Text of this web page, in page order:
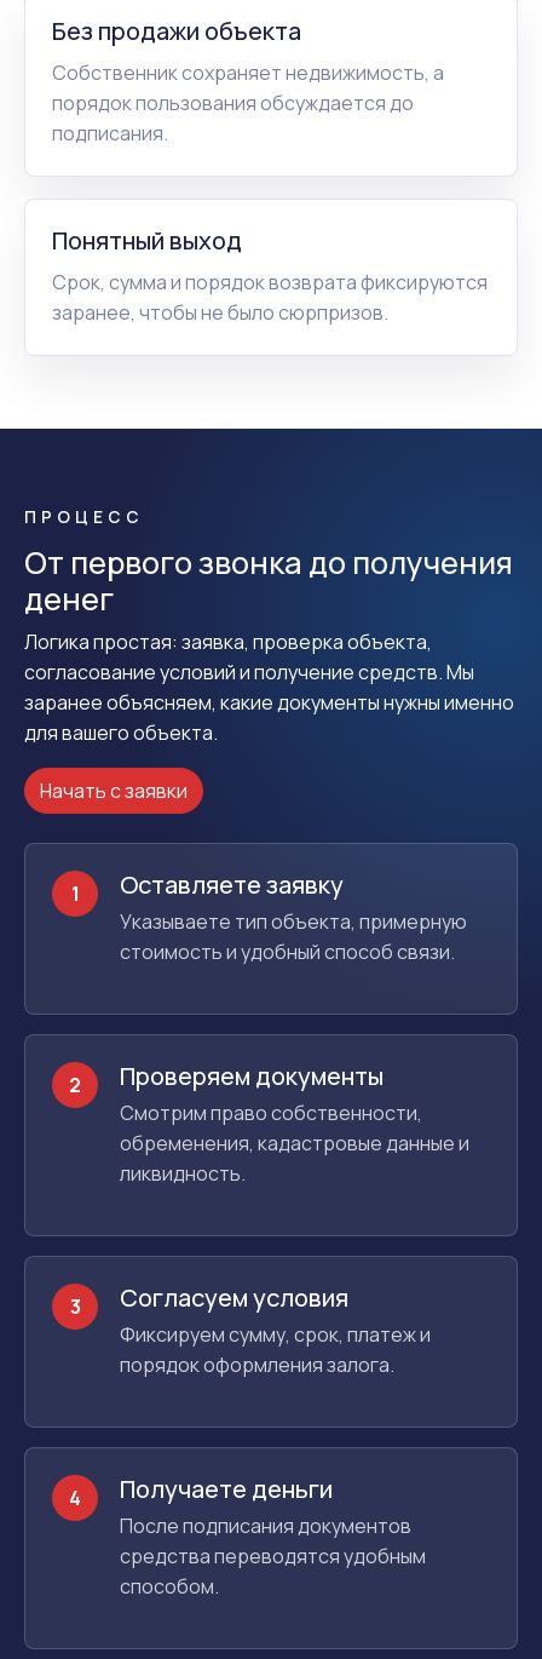
Без продажи объекта
Собственник сохраняет недвижимость, а
порядок пользования обсуждается до
подписания.
Понятный выход
Срок, сумма и порядок возврата фиксируются
заранее, чтобы не было сюрпризов.
ПРОЦЕСС
От первого звонка до получения
денег
Логика простая: заявка, проверка объекта,
согласование условий и получение средств. Мы
заранее объясняем, какие документы нужны именно
для вашего объекта.
Начать с заявки
1 Оставляете заявку
Указываете тип объекта, примерную
стоимость и удобный способ связи.
2 Проверяем документы
Смотрим право собственности,
обременения, кадастровые данные и
ликвидность.
3 Согласуем условия
Фиксируем сумму, срок, платеж и
порядок оформления залога.
4 Получаете деньги
После подписания документов
средства переводятся удобным
способом.